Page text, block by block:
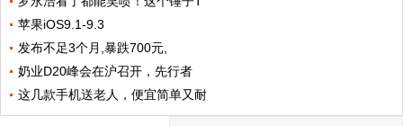
苹果iOS9.1-9.3
发布不足3个月,暴跌700元,
奶业D20峰会在沪召开，先行者
这几款手机送老人，便宜简单又耐